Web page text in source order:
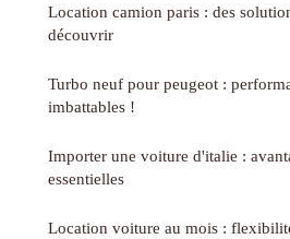
Location camion paris : des
découvrir
Turbo neuf pour peugeot :
imbattables !
Importer une voiture d'italie :
essentielles
Location voiture au mois :